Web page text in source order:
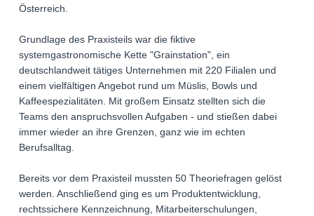
Österreich.
Grundlage des Praxisteils war die fiktive
systemgastronomische Kette "Grainstation", ein
deutschlandweit tätiges Unternehmen mit 220 Filialen und
einem vielfältigen Angebot rund um Müslis, Bowls und
Kaffeespezialitäten. Mit großem Einsatz stellten sich die
Teams den anspruchsvollen Aufgaben - und stießen dabei
immer wieder an ihre Grenzen, ganz wie im echten
Berufsalltag.
Bereits vor dem Praxisteil mussten 50 Theoriefragen gelöst
werden. Anschließend ging es um Produktentwicklung,
rechtssichere Kennzeichnung, Mitarbeiterschulungen,